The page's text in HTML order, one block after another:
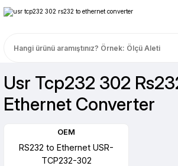
Usr Tcp232 302
Ethernet Converter
OEM
RS232 to Ethernet USR-
TCP232-302